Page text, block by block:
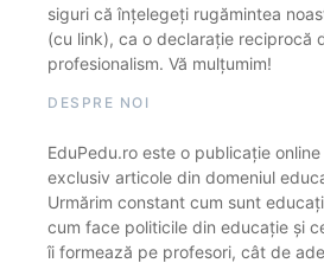
siguri că înțelegeți rugămintea
(cu link), ca o declarație reciprocă
profesionalism. Vă mulțumim!
DESPRE NOI
EduPedu.ro este o publicație
exclusiv articole din domeniul
Urmărim constant cum sunt
cum face politicile din educație și
îi formează pe profesori, cât de